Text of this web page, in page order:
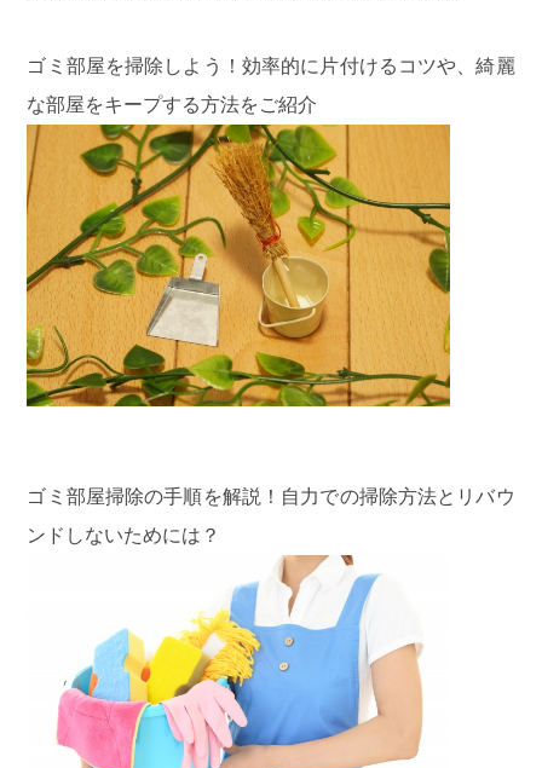
ゴミ部屋を掃除しよう！効率的に片付けるコツや、綺麗
な部屋をキープする方法をご紹介
ゴミ部屋掃除の手順を解説！自力での掃除方法とリバウ
ンドしないためには？